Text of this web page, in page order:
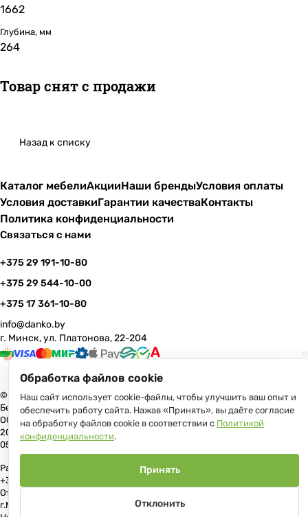
1662
Глубина, мм
264
Товар снят с продажи
Назад к списку
Каталог мебелиАкцииНаши брендыУсловия оплаты
Условия доставкиГарантии качестваКонтакты
Политика конфиденциальности
Связаться с нами
+375 29 191-10-80
+375 29 544-10-00
+375 17 361-10-80
info@danko.by
г. Минск, ул. Платонова, 22-204
© 2026 Данко Бай: качественная мебель с оперативной доставкой по
Беларуси
ООО «Гранд Парк», юр.адрес: 220005, Минск, ул. Платонова, 22, пом.
204 В торговом реестре с 17 июля 2013 г. Регистрация №191081534,
05.11.2008, Мингорисполком.
Рассмотрение обращений потребителей, телефон +375 (17) 361-10-80,
+375 (29) 191-10-80, +375 (29) 544-10-00, e-mail: info@danko.by
Отдел торговли и услуг Администрации Первомайского района
г.Минска: тел. +375(17)215-14-65, Начальник отдела: Жакович Юлия
Обработка файлов cookie
Наш сайт использует cookie-файлы, чтобы улучшить ваш опыт и
обеспечить работу сайта. Нажав «Принять», вы даёте согласие
на обработку файлов cookie в соответствии с Политикой
конфиденциальности.
Отклонить
Принять